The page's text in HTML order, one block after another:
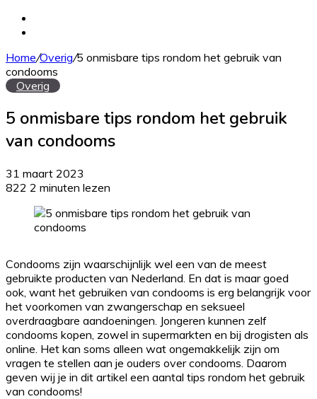
Home/Overig/5 onmisbare tips rondom het gebruik van
condooms
Overig
5 onmisbare tips rondom het gebruik
van condooms
31 maart 2023
822 2 minuten lezen
Condooms zijn waarschijnlijk wel een van de meest
gebruikte producten van Nederland. En dat is maar goed
ook, want het gebruiken van condooms is erg belangrijk voor
het voorkomen van zwangerschap en seksueel
overdraagbare aandoeningen. Jongeren kunnen zelf
condooms kopen, zowel in supermarkten en bij drogisten als
online. Het kan soms alleen wat ongemakkelijk zijn om
vragen te stellen aan je ouders over condooms. Daarom
geven wij je in dit artikel een aantal tips rondom het gebruik
van condooms!